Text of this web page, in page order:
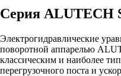
Серия ALUTECH
Электрогидравлические
поворотной аппарелью
классическим и наиболее
перегрузочного поста и